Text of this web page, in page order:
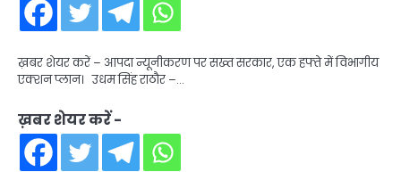
ख़बर शेयर करें – आपदा न्यूनीकरण पर सख्त सरकार, एक हफ्ते में विभागीय
एक्शन प्लान। उधम सिंह राठौर –…
ख़बर शेयर करें -